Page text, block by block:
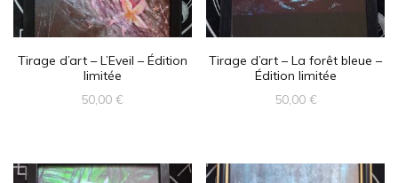
Tirage d’art – L’Eveil – Édition
limitée
50,00€
Tirage d’art – La forêt bleue –
Édition limitée
50,00 €